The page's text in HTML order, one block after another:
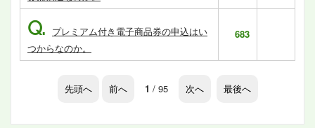
Q. プレミアム付き電子商品券の申込はい
つからなのか。
683
先頭へ 前へ 1 / 95 次へ 最後へ